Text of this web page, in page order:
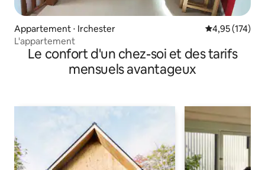
Appartement ⋅ Irchester Évaluation
4,95 (174)
L'appartement
Le confort d'un chez-soi et des tarifs
mensuels avantageux